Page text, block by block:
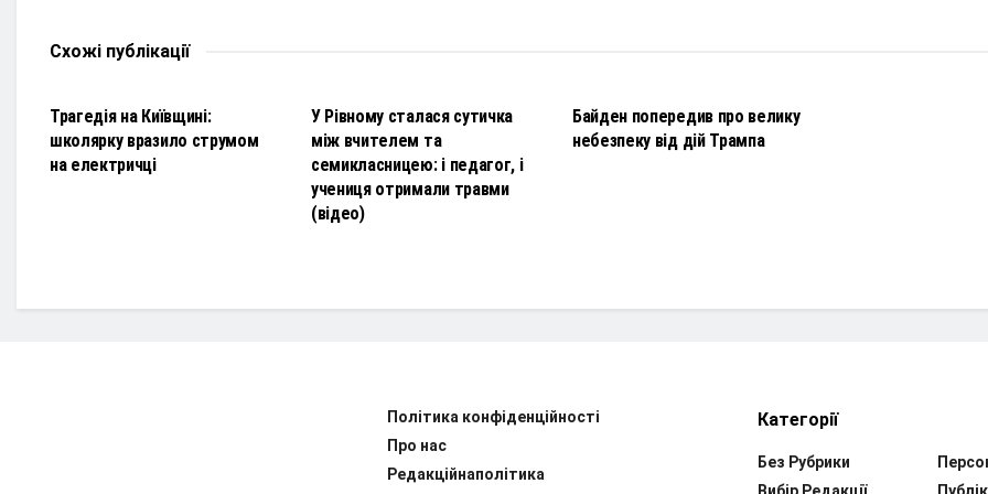
Схожі публікації
Трагедія на Київщині:
школярку вразило струмом
на електричці
У Рівному сталася сутичка
між вчителем та
семикласницею: і педагог, і
учениця отримали травми
(відео)
Байден попередив про велику
небезпеку від дій Трампа
Політика конфіденційності
Про нас
Редакційнаполітика
Категорії
Без Рубрики